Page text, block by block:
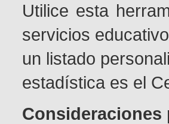
Utilice esta
servicios
un listado
estadística es el
Consideraciones